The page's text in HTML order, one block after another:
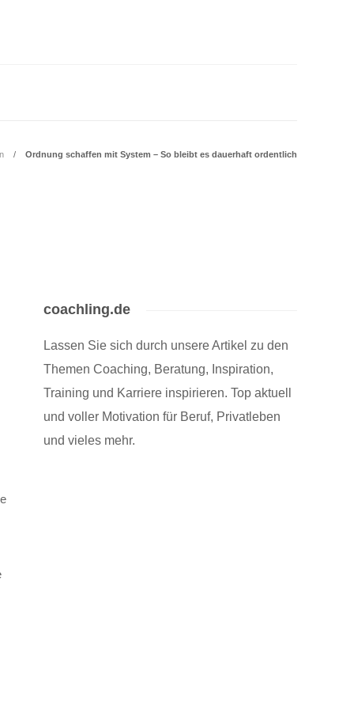
Ordnung schaffen mit System – So bleibt es dauerhaft ordentlich
coachling.de
Lassen Sie sich durch unsere Artikel zu den
Themen Coaching, Beratung, Inspiration,
Training und Karriere inspirieren. Top aktuell
und voller Motivation für Beruf, Privatleben
und vieles mehr.